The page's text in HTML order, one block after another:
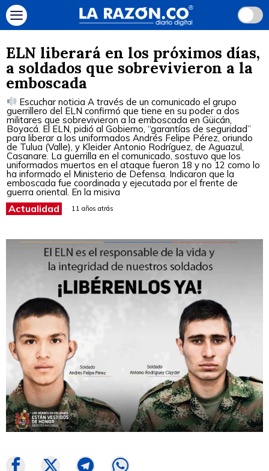
ELN liberará en los próximos días,
a soldados que sobrevivieron a la
emboscada
Escuchar noticia A través de un comunicado el grupo
guerrillero del ELN confirmó que tiene en su poder a dos
militares que sobrevivieron a la emboscada en Güicán,
Boyacá. El ELN, pidió al Gobierno, “garantías de seguridad”
para liberar a los uniformados Andrés Felipe Pérez, oriundo
de Tulua (Valle), y Kleider Antonio Rodríguez, de Aguazul,
Casanare. La guerrilla en el comunicado, sostuvo que los
uniformados muertos en el ataque fueron 18 y no 12 como lo
ha informado el Ministerio de Defensa. Indicaron que la
emboscada fue coordinada y ejecutada por el frente de
guerra oriental. En la misiva
Actualidad 11 años atrás